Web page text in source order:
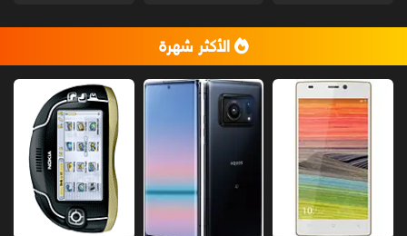
الأكثر شهرة